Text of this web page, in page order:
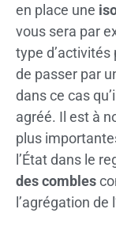
en place une
vous sera par
type d’activités
de passer par
dans ce cas
agréé. Il est à
plus
l’Étatdans le
des combles
l’agrégation de